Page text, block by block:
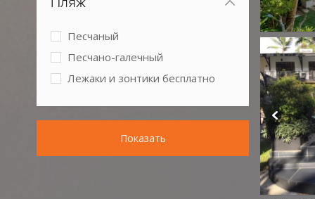
Песчаный
Песчано-галечный
Лежаки и зонтики бесплатно
Показать